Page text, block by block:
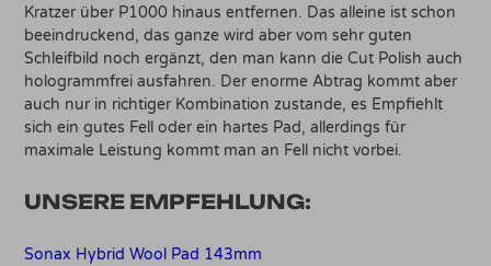
Kratzer über P1000 hinaus entfernen. Das alleine ist schon
beeindruckend, das ganze wird aber vom sehr guten
Schleifbild noch ergänzt, den man kann die Cut Polish auch
hologrammfrei ausfahren. Der enorme Abtrag kommt aber
auch nur in richtiger Kombination zustande, es Empfiehlt
sich ein gutes Fell oder ein hartes Pad, allerdings für
maximale Leistung kommt man an Fell nicht vorbei.
UNSERE EMPFEHLUNG:
Sonax Hybrid Wool Pad 143mm